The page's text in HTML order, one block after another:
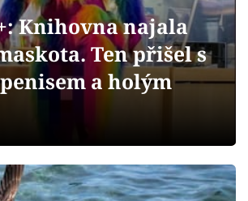
Knihovna najala
Ten přišel s
a holým